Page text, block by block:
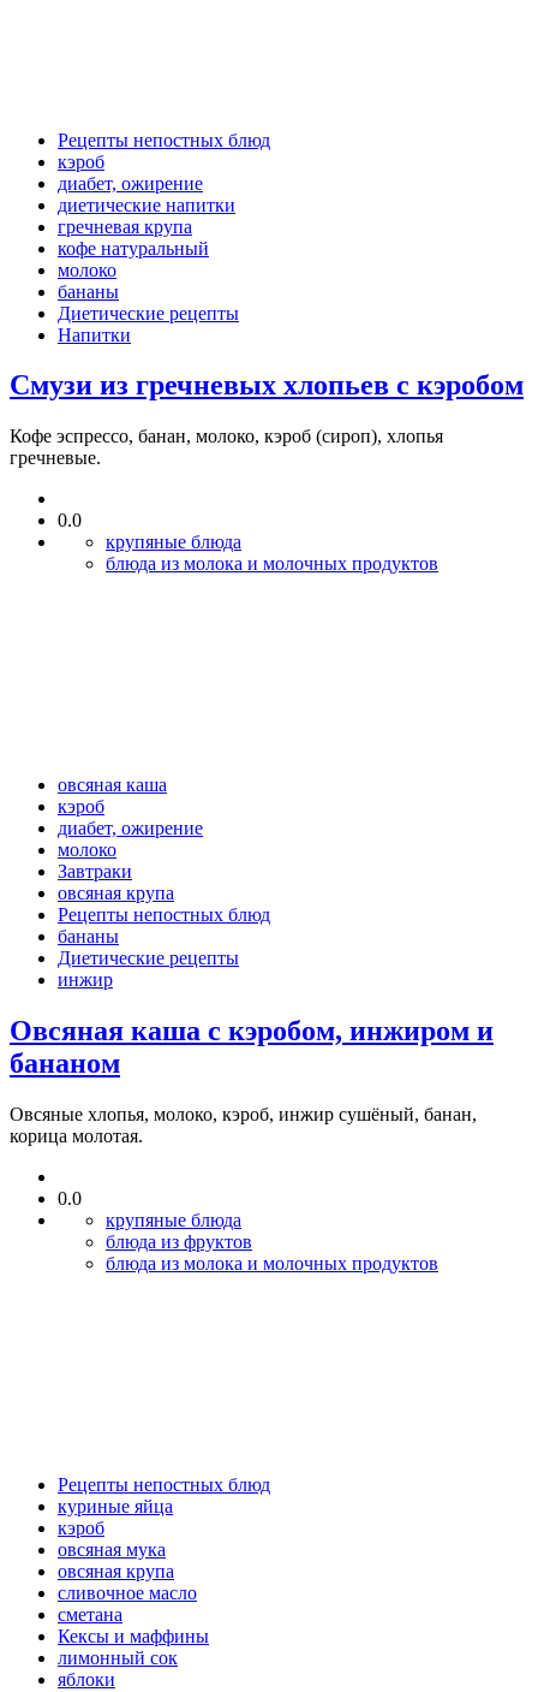
Рецепты непостных блюд
кэроб
диабет, ожирение
диетические напитки
гречневая крупа
кофе натуральный
молоко
бананы
Диетические рецепты
Напитки
Смузи из гречневых хлопьев с кэробом
Кофе эспрессо, банан, молоко, кэроб (сироп), хлопья
гречневые.
0.0
крупяные блюда
блюда из молока и молочных продуктов
овсяная каша
кэроб
диабет, ожирение
молоко
Завтраки
овсяная крупа
Рецепты непостных блюд
бананы
Диетические рецепты
инжир
Овсяная каша с кэробом, инжиром и
бананом
Овсяные хлопья, молоко, кэроб, инжир сушёный, банан,
корица молотая.
0.0
крупяные блюда
блюда из фруктов
блюда из молока и молочных продуктов
Рецепты непостных блюд
куриные яйца
кэроб
овсяная мука
овсяная крупа
сливочное масло
сметана
Кексы и маффины
лимонный сок
яблоки